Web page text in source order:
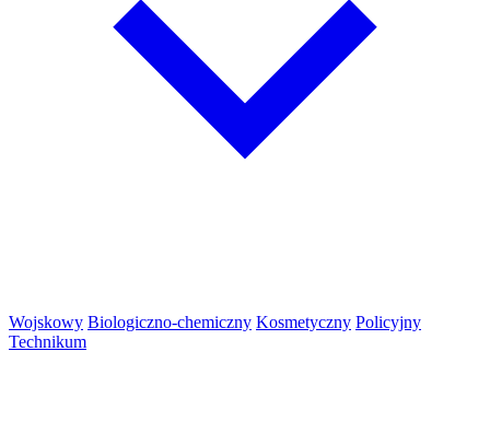
Wojskowy Biologiczno-chemiczny Kosmetyczny Policyjny
Technikum